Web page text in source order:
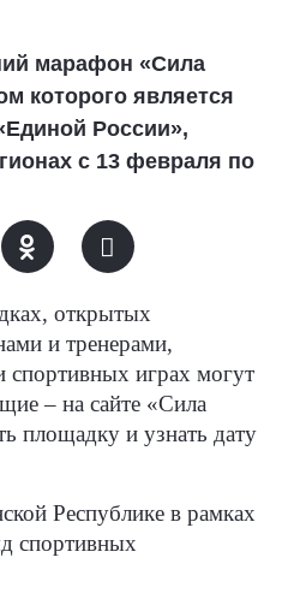
марафон «Сила
которого является
России»,
с 13 февраля по
открытых
и тренерами,
играх могут
– на сайте «Сила
площадку и узнать дату
Республике в рамках
спортивных